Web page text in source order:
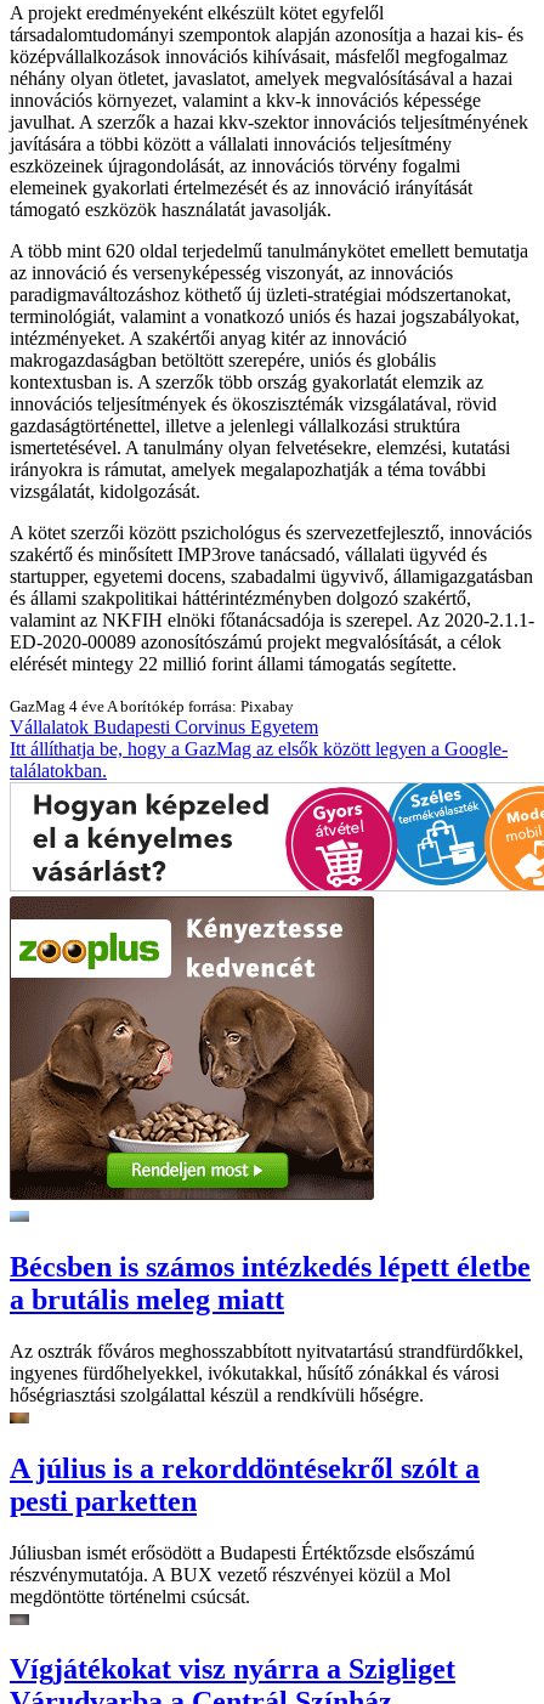
A projekt eredményeként elkészült kötet egyfelől
társadalomtudományi szempontok alapján azonosítja a hazai kis- és
középvállalkozások innovációs kihívásait, másfelől megfogalmaz
néhány olyan ötletet, javaslatot, amelyek megvalósításával a hazai
innovációs környezet, valamint a kkv-k innovációs képessége
javulhat. A szerzők a hazai kkv-szektor innovációs teljesítményének
javítására a többi között a vállalati innovációs teljesítmény
eszközeinek újragondolását, az innovációs törvény fogalmi
elemeinek gyakorlati értelmezését és az innováció irányítását
támogató eszközök használatát javasolják.
A több mint 620 oldal terjedelmű tanulmánykötet emellett bemutatja
az innováció és versenyképesség viszonyát, az innovációs
paradigmaváltozáshoz köthető új üzleti-stratégiai módszertanokat,
terminológiát, valamint a vonatkozó uniós és hazai jogszabályokat,
intézményeket. A szakértői anyag kitér az innováció
makrogazdaságban betöltött szerepére, uniós és globális
kontextusban is. A szerzők több ország gyakorlatát elemzik az
innovációs teljesítmények és ökoszisztémák vizsgálatával, rövid
gazdaságtörténettel, illetve a jelenlegi vállalkozási struktúra
ismertetésével. A tanulmány olyan felvetésekre, elemzési, kutatási
irányokra is rámutat, amelyek megalapozhatják a téma további
vizsgálatát, kidolgozását.
A kötet szerzői között pszichológus és szervezetfejlesztő, innovációs
szakértő és minősített IMP3rove tanácsadó, vállalati ügyvéd és
startupper, egyetemi docens, szabadalmi ügyvivő, államigazgatásban
és állami szakpolitikai háttérintézményben dolgozó szakértő,
valamint az NKFIH elnöki főtanácsadója is szerepel. Az 2020-2.1.1-
ED-2020-00089 azonosítószámú projekt megvalósítását, a célok
elérését mintegy 22 millió forint állami támogatás segítette.
GazMag 4 éve A borítókép forrása: Pixabay
Vállalatok Budapesti Corvinus Egyetem
Itt állíthatja be, hogy a GazMag az elsők között legyen a Google-
találatokban.
Bécsben is számos intézkedés lépett életbe
a brutális meleg miatt
Az osztrák főváros meghosszabbított nyitvatartású strandfürdőkkel,
ingyenes fürdőhelyekkel, ivókutakkal, hűsítő zónákkal és városi
hőségriasztási szolgálattal készül a rendkívüli hőségre.
A július is a rekorddöntésekről szólt a
pesti parketten
Júliusban ismét erősödött a Budapesti Értéktőzsde elsőszámú
részvénymutatója. A BUX vezető részvényei közül a Mol
megdöntötte történelmi csúcsát.
Vígjátékokat visz nyárra a Szigliget